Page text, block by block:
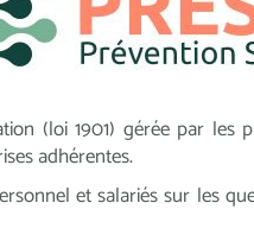
(loi 1901) gérée par les
adhérentes.
et salariés sur les